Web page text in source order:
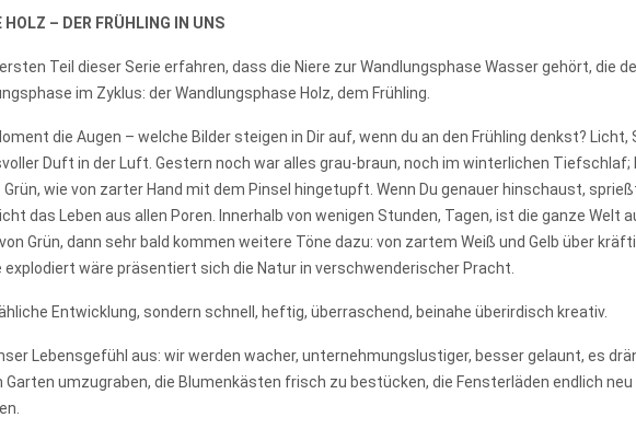
HOLZ – DER FRÜHLING IN UNS
Teil dieser Serie erfahren, dass die Niere zur Wandlungsphase Wasser gehört, die
im Zyklus: der Wandlungsphase Holz, dem Frühling.
die Augen – welche Bilder steigen in Dir auf, wenn du an den Frühling denkst?
Duft in der Luft. Gestern noch war alles grau-braun, noch im winterlichen
wie von zarter Hand mit dem Pinsel hingetupft. Wenn Du genauer hinschaust,
das Leben aus allen Poren. Innerhalb von wenigen Stunden, Tagen, ist die ganze Welt
Grün, dann sehr bald kommen weitere Töne dazu: von zartem Weiß und Gelb über
wäre präsentiert sich die Natur in verschwenderischer Pracht.
Entwicklung, sondern schnell, heftig, überraschend, beinahe überirdisch kreativ.
Lebensgefühl aus: wir werden wacher, unternehmungslustiger, besser gelaunt, es
Garten umzugraben, die Blumenkästen frisch zu bestücken, die Fensterläden endlich